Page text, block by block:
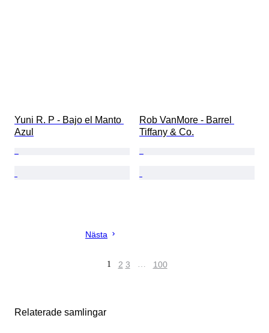
Yuni R. P - Bajo el Manto
Azul
Rob VanMore - Barrel
Tiffany & Co.
Nästa
1 2 3 … 100
Relaterade samlingar